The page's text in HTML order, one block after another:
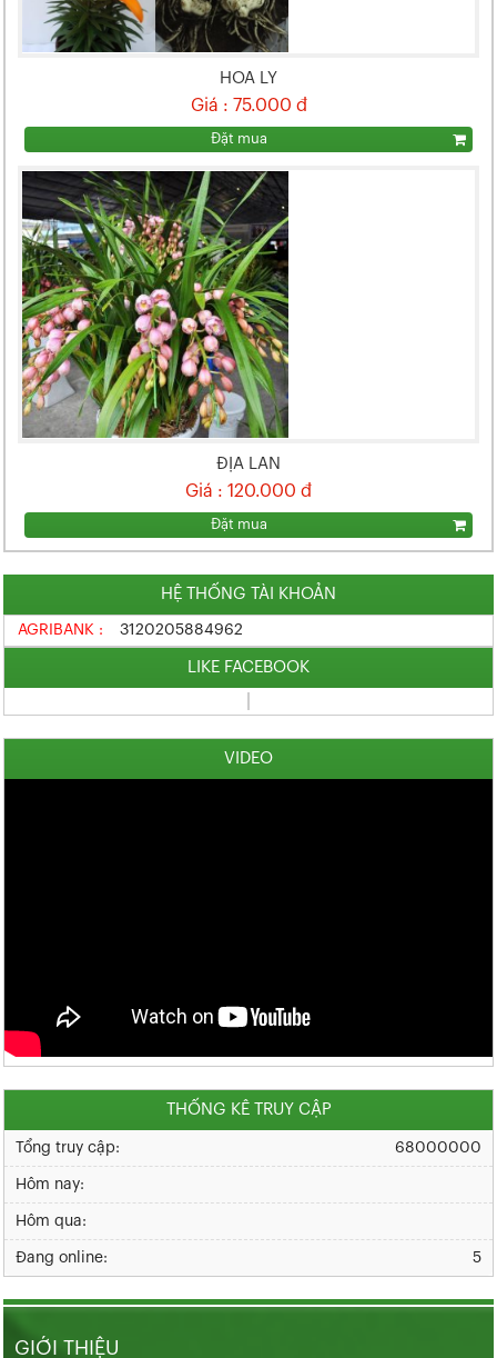
HOA LY
Giá : 75.000 đ
Đặt mua
ĐỊA LAN
Giá : 120.000 đ
Đặt mua
HỆ THỐNG TÀI KHOẢN
AGRIBANK : 3120205884962
LIKE FACEBOOK
VIDEO
THỐNG KÊ TRUY CẬP
68000000
Tổng truy cập:
Hôm nay:
Hôm qua:
5
Đang online:
GIỚI THIỆU